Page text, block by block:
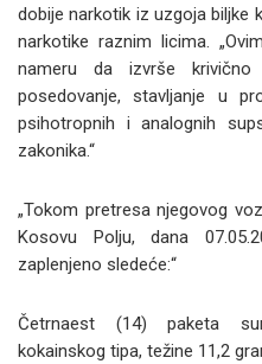
dobije narkotik iz uzgoja biljke
narkotike raznim licima.
nameru da izvrše krivično
posedovanje, stavljanje u
psihotropnih i analognih
zakonika.“
„Tokom pretresa njegovog
Kosovu Polju, dana
zaplenjeno sledeće:“
Četrnaest (14) paketa
kokainskog tipa, težine 11,2